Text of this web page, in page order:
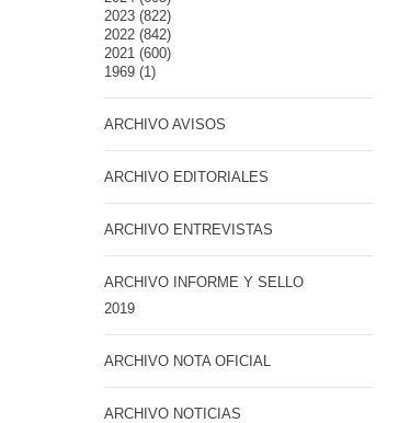
2023(822)
2022(842)
2021(600)
1969(1)
ARCHIVO AVISOS
ARCHIVO EDITORIALES
ARCHIVO ENTREVISTAS
ARCHIVO INFORME Y SELLO
2019
ARCHIVO NOTA OFICIAL
ARCHIVO NOTICIAS